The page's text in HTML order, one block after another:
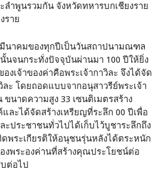
ลำพูนรวมกัน จังหวัดทหารบกเชียงราย
ราย
มีนาคมของทุกปีเป็นวันสถาปนามณฑล
นจนกระทั่งปัจจุบันผ่านมา 100 ปีให้ยิ่ง
งเจ้าของค่าคือพระเจ้ากาวิละ จึงได้จัด
ละ โดยถอดแบบจากอนุสาวรีย์พระเจ้า
นาดความสูง 33 เซนติเมตรสร้าง
ละได้จัดสร้างเหรียญที่ระลึก 00 ปีเพื่อ
ะประชาชนทั่วไปได้เก็บไว้บูชาระลึกถึง
ดพระเกียรติให้อนุชนรุ่นหลังได้ตระหนัก
งพระองค่านที่สร้างคุณประโยชน์ต่อ
ต่อไป